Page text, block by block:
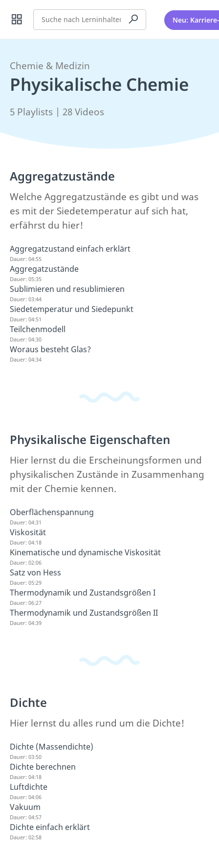
Suche Neu:
Chemie & Medizin
Physikalische Chemie
5 Playlists | 28 Videos
Aggregatzustände
Welche Aggregatzustände es gibt und was
es mit der Siedetemperatur auf sich hat,
erfährst du hier!
Aggregatzustand einfach erklärt
Dauer: 04:55
Aggregatzustände
Dauer: 05:35
Sublimieren und resublimieren
Dauer: 03:44
Siedetemperatur und Siedepunkt
Dauer: 04:51
Teilchenmodell
Dauer: 04:30
Woraus besteht Glas?
Dauer: 04:34
Physikalische Eigenschaften
Hier lernst du die Erscheinungsformen und
physikalischen Zustände in Zusammenhang
mit der Chemie kennen.
Oberflächenspannung
Dauer: 04:31
Viskosität
Dauer: 04:18
Kinematische und dynamische Viskosität
Dauer: 02:06
Satz von Hess
Dauer: 05:29
Thermodynamik und Zustandsgrößen I
Dauer: 06:27
Thermodynamik und Zustandsgrößen II
Dauer: 04:39
Dichte
Hier lernst du alles rund um die Dichte!
Dichte (Massendichte)
Dauer: 03:50
Dichte berechnen
Dauer: 04:18
Luftdichte
Dauer: 04:06
Vakuum
Dauer: 04:57
Dichte einfach erklärt
Dauer: 02:58